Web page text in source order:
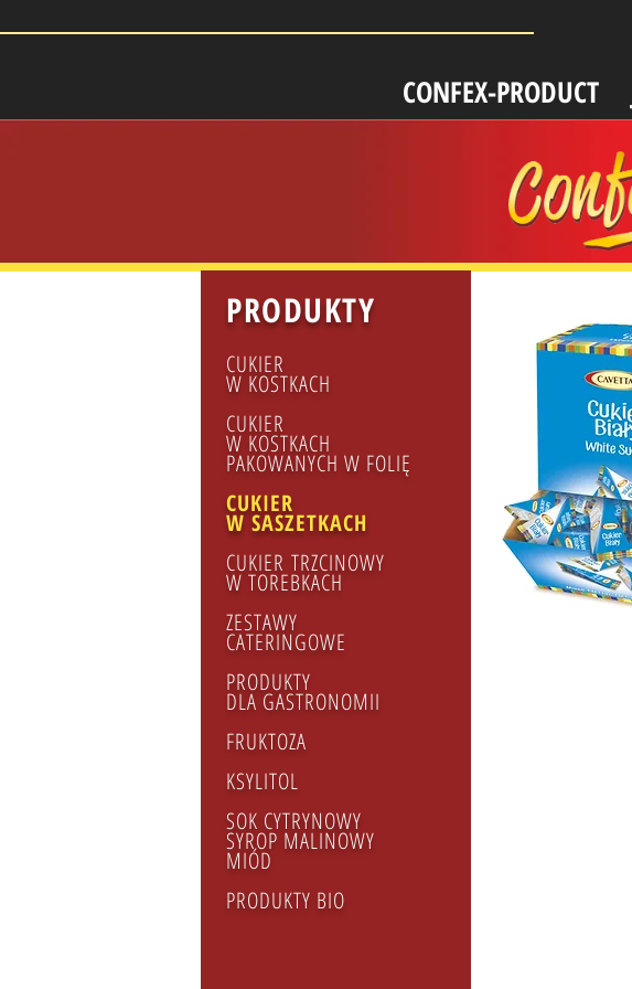
CONFEX-PRODUCT
CUKIER
W KOSTKACH
CUKIER
W KOSTKACH
PAKOWANYCH W FOLIĘ
CUKIER
W SASZETKACH
CUKIER TRZCINOWY
​W TOREBKACH
ZESTAWY
CATERINGOWE
PRODUKTY
DLA GASTRONOMII
FRUKTOZA
KSYLITOL
SOK CYTRYNOWY
SYROP MALINOWY
MIÓD
PRODUKTY BIO
PRODUKTY